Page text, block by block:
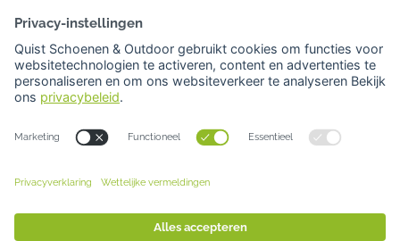
3371 AM Hardinxveld-Giessendam
Tel: 0184 701 539
Overige dagen gesloten
Je kunt bij al onze winkels